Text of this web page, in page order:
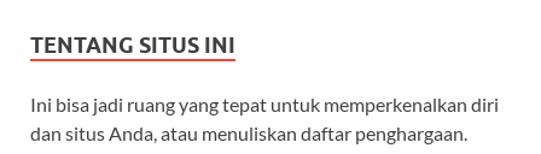
TENTANG SITUS INI
Ini bisa jadi ruang yang tepat untuk memperkenalkan diri
dan situs Anda, atau menuliskan daftar penghargaan.